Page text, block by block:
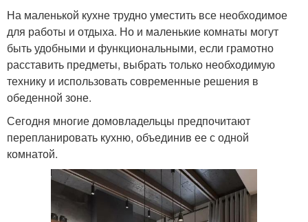
На маленькой кухне трудно уместить все необходимое
для работы и отдыха. Но и маленькие комнаты могут
быть удобными и функциональными, если грамотно
расставить предметы, выбрать только необходимую
технику и использовать современные решения в
обеденной зоне.
Сегодня многие домовладельцы предпочитают
перепланировать кухню, объединив ее с одной
комнатой.